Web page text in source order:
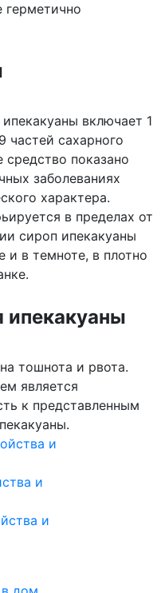
герметично
включает 1
частей сахарного
средство показано
заболеваниях
характера.
в пределах от
сироп ипекакуаны
и в темноте, в плотно
ипекакуаны
тошнота и рвота.
является
к представленным
и
и
и